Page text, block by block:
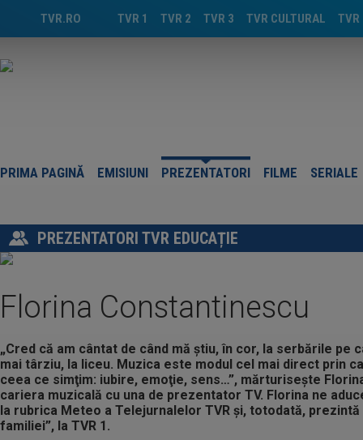
TVR
TVR CULTURAL
TVR 3
TVR 2
TVR 1
TVR.RO
PRIMA PAGINĂ EMISIUNI PREZENTATORI FILME SERIALE
PREZENTATORI TVR EDUCAȚIE
Florina Constantinescu
„Cred că am cântat de când mă ştiu, în cor, la serbările pe
mai târziu, la liceu. Muzica este modul cel mai direct prin
ceea ce simţim: iubire, emoţie, sens…”, mărturiseşte
cariera muzicală cu una de prezentator TV. Florina ne
la rubrica Meteo a Telejurnalelor TVR şi, totodată, prezintă
familiei”, la TVR 1.